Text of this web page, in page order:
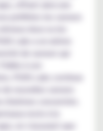
offrant ainsi une
préfériez les saveurs
doux ou les
PGVG Labs continue
nouvelles saveurs
d'arômes concentrés.
reste à la
en s'assurant que